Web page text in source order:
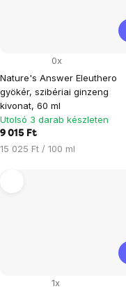
Nature's Answer Eleuthero
gyökér, szibériai ginzeng
kivonat, 60 ml
0x
Utolsó 3 darab készleten
9 015 Ft
Egységár:
15 025 Ft / 100 ml
1x